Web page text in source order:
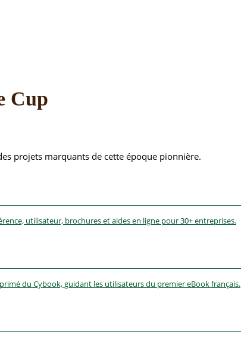
Cup
projets marquants de cette époque pionnière.
utilisateur, brochures et aides en ligne pour 30+ entreprises.
du Cybook, guidant les utilisateurs du premier eBook français.